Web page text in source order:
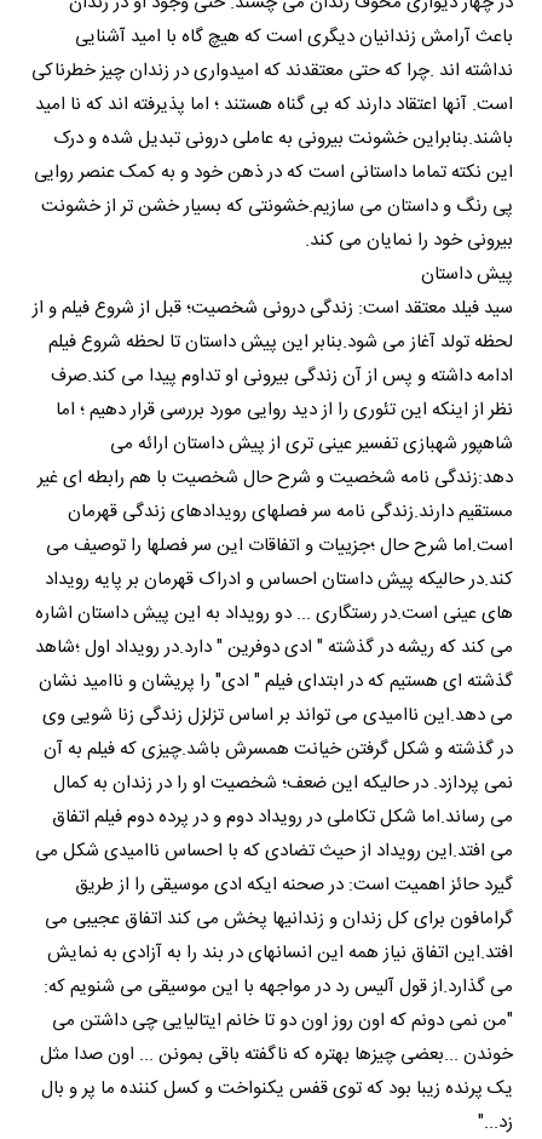
باعث آرامش زندانیان دیگری است که هیچ گاه با امید آشنایی
نداشته اند .چرا که حتی معتقدند که امیدواری در زندان چیز خطرناکی
است. آنها اعتقاد دارند که بی گناه هستند ؛ اما پذیرفته اند که نا امید
باشند.بنابراین خشونت بیرونی به عاملی درونی تبدیل شده و درک
این نکته تماما داستانی است که در ذهن خود و به کمک عنصر روایی
پی رنگ و داستان می سازیم.خشونتی که بسیار خشن تر از خشونت
بیرونی خود را نمایان می کند.
پیش داستان
سید فیلد معتقد است: زندگی درونی شخصیت؛ قبل از شروع فیلم و از
لحظه تولد آغاز می شود.بنابر این پیش داستان تا لحظه شروع فیلم
ادامه داشته و پس از آن زندگی بیرونی او تداوم پیدا می کند.صرف
نظر از اینکه این تئوری را از دید روایی مورد بررسی قرار دهیم ؛ اما
شاهپور شهبازی تفسیر عینی تری از پیش داستان ارائه می
دهد:زندگی نامه شخصیت و شرح حال شخصیت با هم رابطه ای غیر
مستقیم دارند.زندگی نامه سر فصلهای رویدادهای زندگی قهرمان
است.اما شرح حال ؛جزییات و اتفاقات این سر فصلها را توصیف می
کند.در حالیکه پیش داستان احساس و ادراک قهرمان بر پایه رویداد
های عینی است.در رستگاری ... دو رویداد به این پیش داستان اشاره
می کند که ریشه در گذشته " ادی دوفرین " دارد.در رویداد اول ؛شاهد
گذشته ای هستیم که در ابتدای فیلم " ادی" را پریشان و ناامید نشان
می دهد.این ناامیدی می تواند بر اساس تزلزل زندگی زنا شویی وی
در گذشته و شکل گرفتن خیانت همسرش باشد.چیزی که فیلم به آن
نمی پردازد. در حالیکه این ضعف؛ شخصیت او را در زندان به کمال
می رساند.اما شکل تکاملی در رویداد دوم و در پرده دوم فیلم اتفاق
می افتد.این رویداد از حیث تضادی که با احساس ناامیدی شکل می
گیرد حائز اهمیت است: در صحنه ایکه ادی موسیقی را از طریق
گرامافون برای کل زندان و زندانیها پخش می کند اتفاق عجیبی می
افتد.این اتفاق نیاز همه این انسانهای در بند را به آزادی به نمایش
می گذارد.از قول آلیس رد در مواجهه با این موسیقی می شنویم که:
"من نمی دونم که اون روز اون دو تا خانم ایتالیایی چی داشتن می
خوندن ...بعضی چیزها بهتره که ناگفته باقی بمونن ... اون صدا مثل
یک پرنده زیبا بود که توی قفس یکنواخت و کسل کننده ما پر و بال
زد..."